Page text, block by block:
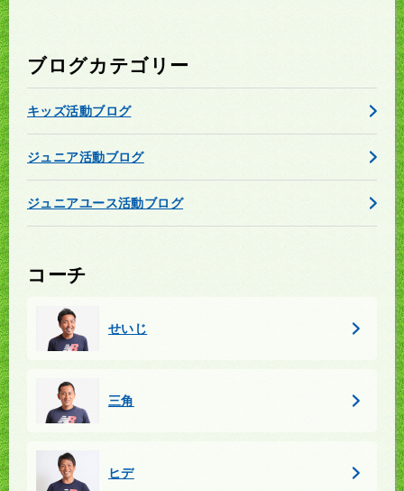
ブログカテゴリー
キッズ活動ブログ
ジュニア活動ブログ
ジュニアユース活動ブログ
コーチ
せいじ
三角
ヒデ